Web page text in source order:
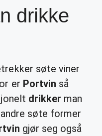
drikke
søte viner
er Portvin så
drikker man
søte former
gjør seg også